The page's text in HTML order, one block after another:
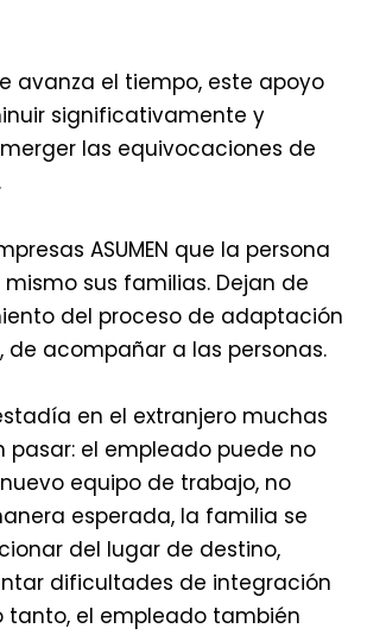
avanza el tiempo, este apoyo
significativamente y
las equivocaciones de
ASUMEN que la persona
mismo sus familias. Dejan de
del proceso de adaptación
de acompañar a las personas.
en el extranjero muchas
pasar: el empleado puede no
equipo de trabajo, no
esperada, la familia se
del lugar de destino,
dificultades de integración
tanto, el empleado también